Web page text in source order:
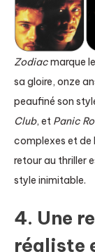
Zodiacmarque
sa gloire, onze
peaufiné son
Club, et Panic
complexes et de
retour au thriller
style inimitable.
4. Une
réaliste